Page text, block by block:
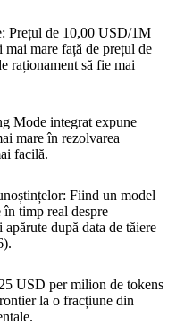
: Prețul de 10,00 USD/1M
mare față de prețul de
raționament să fie mai
Mode integrat expune
mare în rezolvarea
facilă.
: Fiind un model
în timp real despre
după data de tăiere
USD per milion de tokens
la o fracțiune din